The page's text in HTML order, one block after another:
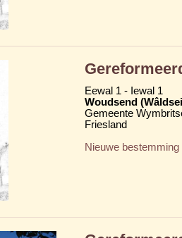
Eewal 1 - Iewal 1
Woudsend
Gemeente
Friesland
Nieuwe bestemming